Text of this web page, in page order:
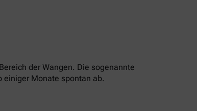
der Wangen. Die sogenannte
einiger Monate spontan ab.